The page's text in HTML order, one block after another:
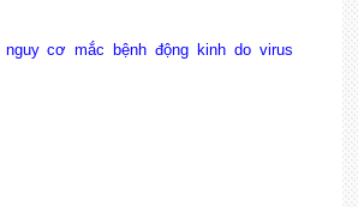
nguy cơ mắc bệnh động kinh do virus